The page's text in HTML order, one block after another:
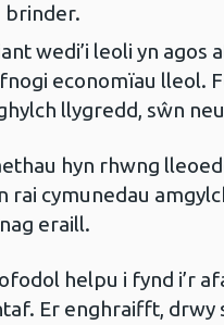
brinder.
wedi’i leoli yn
economïau lleol.
llygredd, sŵn
hyn rhwng
rai cymunedau
eraill.
helpu i fynd i’r
Er enghraifft,